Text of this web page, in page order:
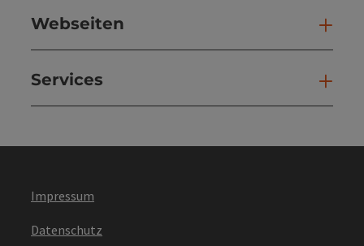
Webseiten
Services
Impressum
Datenschutz